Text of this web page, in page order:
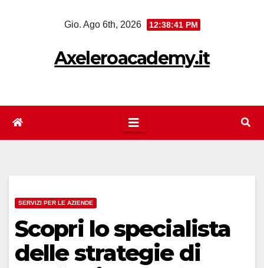
Gio. Ago 6th, 2026 12:38:42 PM
Axeleroacademy.it
SERVIZI PER LE AZIENDE
Scopri lo specialista
delle strategie di